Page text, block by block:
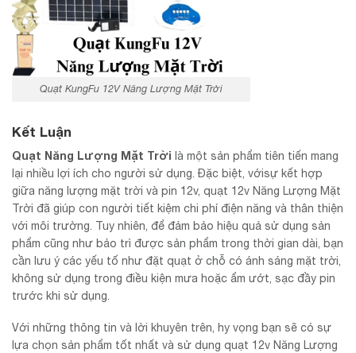
Quạt KungFu 12V Năng Lượng Mặt Trời
Kết Luận
Quạt Năng Lượng Mặt Trời là một sản phẩm tiên tiến mang
lại nhiều lợi ích cho người sử dụng. Đặc biệt, vớisự kết hợp
giữa năng lượng mặt trời và pin 12v, quạt 12v Năng Lượng Mặt
Trời đã giúp con người tiết kiệm chi phí điện năng và thân thiện
với môi trường. Tuy nhiên, để đảm bảo hiệu quả sử dụng sản
phẩm cũng như bảo trì được sản phẩm trong thời gian dài, bạn
cần lưu ý các yếu tố như đặt quạt ở chỗ có ánh sáng mặt trời,
không sử dụng trong điều kiện mưa hoặc ẩm ướt, sạc đầy pin
trước khi sử dụng.
Với những thông tin và lời khuyên trên, hy vọng bạn sẽ có sự
lựa chọn sản phẩm tốt nhất và sử dụng quạt 12v Năng Lượng